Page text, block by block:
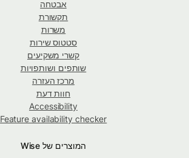
אבטחה
תקשורת
משרות
סטטוס שירות
קשרי משקיעים
שותפים ושותפויות
מרכז העזרה
חוות דעת
Accessibility
Feature availability checker
המוצרים של Wise